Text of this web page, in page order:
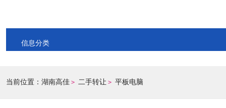
信息分类
当前位置： 湖南高佳 > 二手转让 > 平板电脑